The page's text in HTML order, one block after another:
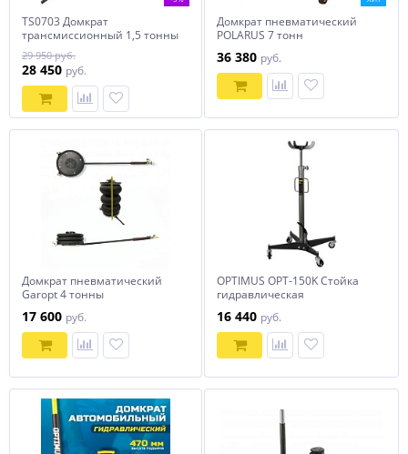
TS0703 Домкрат
трансмиссионный 1,5 тонны
29 950 руб.
28 450 руб.
Домкрат пневматический
POLARUS 7 тонн
36 380 руб.
Домкрат пневматический
Garopt 4 тонны
17 600 руб.
OPTIMUS OPT-150K Стойка
гидравлическая
16 440 руб.